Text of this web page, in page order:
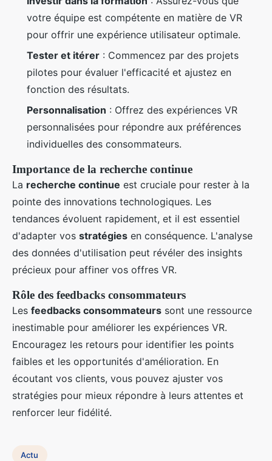
votre équipe est compétente en matière de VR
pour offrir une expérience utilisateur optimale.
Tester et itérer : Commencez par des projets
pilotes pour évaluer l'efficacité et ajustez en
fonction des résultats.
Personnalisation : Offrez des expériences VR
personnalisées pour répondre aux préférences
individuelles des consommateurs.
Importance de la recherche continue
La recherche continue est cruciale pour rester à la
pointe des innovations technologiques. Les
tendances évoluent rapidement, et il est essentiel
d'adapter vos stratégies en conséquence. L'analyse
des données d'utilisation peut révéler des insights
précieux pour affiner vos offres VR.
Rôle des feedbacks consommateurs
Les feedbacks consommateurs sont une ressource
inestimable pour améliorer les expériences VR.
Encouragez les retours pour identifier les points
faibles et les opportunités d'amélioration. En
écoutant vos clients, vous pouvez ajuster vos
stratégies pour mieux répondre à leurs attentes et
renforcer leur fidélité.
Actu